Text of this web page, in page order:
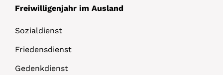
Freiwilligenjahr im Ausland
Sozialdienst
Friedensdienst
Gedenkdienst